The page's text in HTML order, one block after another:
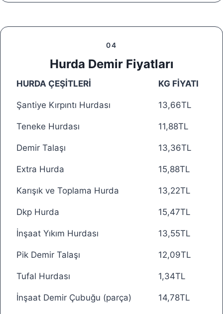
04
Hurda Demir Fiyatları
HURDA ÇEŞİTLERİ KG FİYATI
Şantiye Kırpıntı Hurdası 13,66TL
Teneke Hurdası 11,88TL
Demir Talaşı 13,36TL
Extra Hurda 15,88TL
Karışık ve Toplama Hurda 13,22TL
Dkp Hurda 15,47TL
İnşaat Yıkım Hurdası 13,55TL
Pik Demir Talaşı 12,09TL
Tufal Hurdası 1,34TL
İnşaat Demir Çubuğu (parça) 14,78TL